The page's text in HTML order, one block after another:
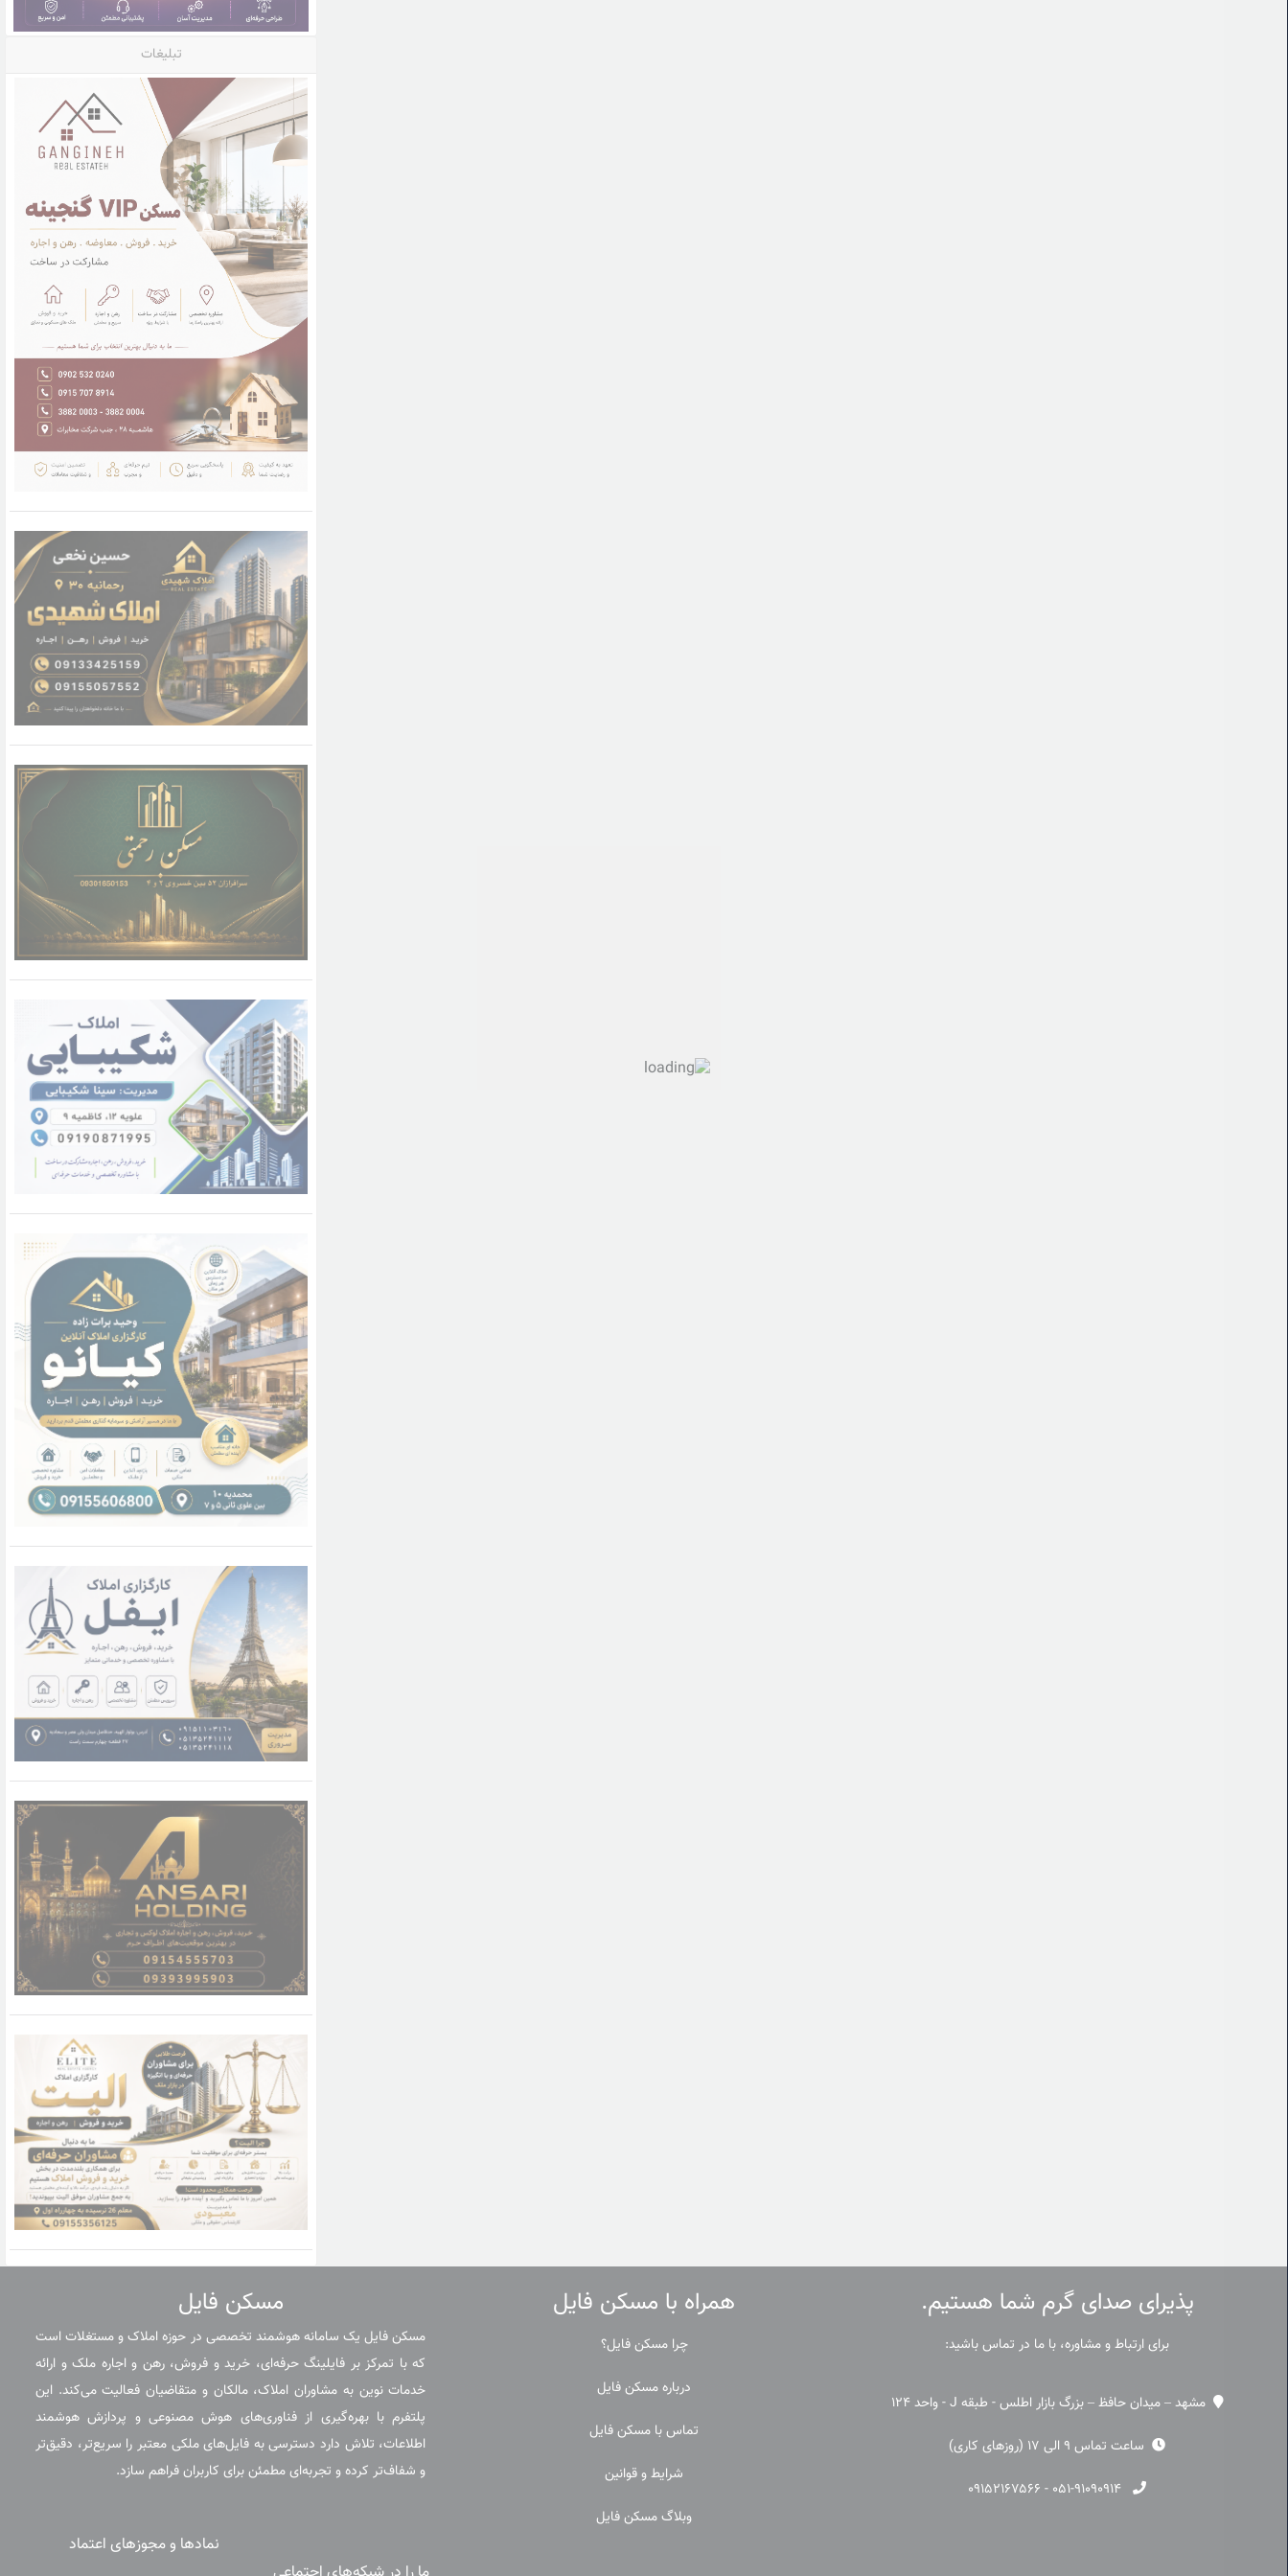
تبلیغات
پذیرای صدای گرم شما هستیم.
برای ارتباط و مشاوره، با ما در تماس باشید:
مشهد – میدان حافظ – بزرگ بازار اطلس - طبقه J - واحد 124
ساعت تماس 9 الی 17 (روزهای کاری)
۰۵۱-۹۱۰۹۰۹۱۴ - ۰۹۱۵۲۱۶۷۵۶۶
همراه با مسکن فایل
چرا مسکن فایل؟
درباره مسکن فایل
تماس با مسکن فایل
شرایط و قوانین
وبلاگ مسکن فایل
مسکن فایل
مسکن فایل یک سامانه هوشمند تخصصی در حوزه املاک و مستغلات است
که با تمرکز بر فایلینگ حرفه‌ای، خرید و فروش، رهن و اجاره ملک و ارائه
خدمات نوین به مشاوران املاک، مالکان و متقاضیان فعالیت می‌کند. این
پلتفرم با بهره‌گیری از فناوری‌های هوش مصنوعی و پردازش هوشمند
اطلاعات، تلاش دارد دسترسی به فایل‌های ملکی معتبر را سریع‌تر، دقیق‌تر
و شفاف‌تر کرده و تجربه‌ای مطمئن برای کاربران فراهم سازد.
نمادها و مجوزهای اعتماد